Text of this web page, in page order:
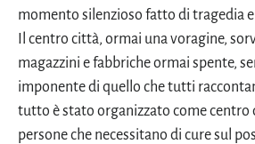
momento silenzioso fatto di tragedia
Il centro città, ormai una voragine,
magazzini e fabbriche ormai spente,
imponente di quello che tutti
tutto è stato organizzato come
persone che necessitano di cure sul